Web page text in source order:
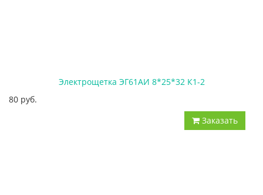
Электрощетка ЭГ61АИ 8*25*32 К1-2
80 руб.
Заказать